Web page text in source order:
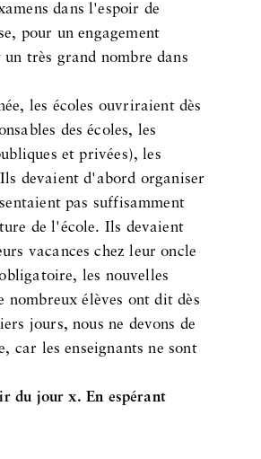
dans l'espoir de
pour un engagement
très grand nombre dans
les écoles ouvriraient dès
des écoles, les
et privées), les
devaient d'abord organiser
pas suffisamment
de l'école. Ils devaient
vacances chez leur oncle
les nouvelles
nombreux élèves ont dit dès
jours, nous ne devons de
car les enseignants ne sont
du jour x. En espérant